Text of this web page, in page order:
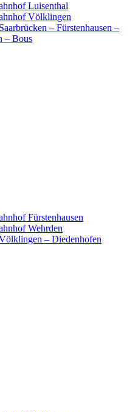
Luisenthal
Völklingen
– Fürstenhausen –
– Bous
Fürstenhausen
Wehrden
– Diedenhofen